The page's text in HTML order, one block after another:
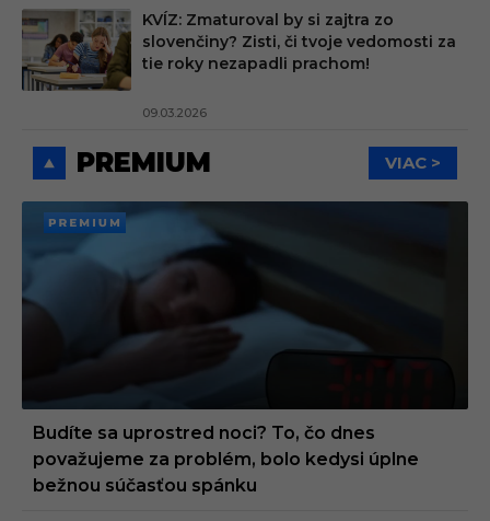
KVÍZ: Zmaturoval by si zajtra zo
slovenčiny? Zisti, či tvoje vedomosti za
tie roky nezapadli prachom!
09.03.2026
PREMIUM VIAC >
PREMI
UM
Budíte sa uprostred noci? To, čo dnes
považujeme za problém, bolo kedysi úplne
bežnou súčasťou spánku